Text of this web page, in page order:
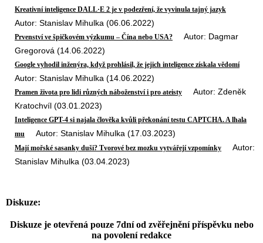
Kreativní inteligence DALL·E 2 je v podezření, že vyvinula tajný jazyk
Autor: Stanislav Mihulka (06.06.2022)
Prvenství ve špičkovém výzkumu – Čína nebo USA? Autor: Dagmar
Gregorová (14.06.2022)
Google vyhodil inženýra, když prohlásil, že jejich inteligence získala vědomí
Autor: Stanislav Mihulka (14.06.2022)
Pramen života pro lidi různých náboženství i pro ateisty Autor: Zdeněk
Kratochvíl (03.01.2023)
Inteligence GPT-4 si najala člověka kvůli překonání testu CAPTCHA. A lhala
mu
Autor: Stanislav Mihulka (17.03.2023)
Mají mořské sasanky duši? Tvorové bez mozku vytvářejí vzpomínky Autor:
Stanislav Mihulka (03.04.2023)
Diskuze:
Diskuze je otevřená pouze 7dní od zvěřejnění příspěvku nebo
na povolení redakce